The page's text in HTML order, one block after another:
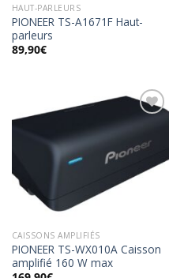
HAUT-PARLEURS
PIONEER TS-A1671F Haut-
parleurs
89,90€
Ajouter
wishlist
CAISSONS AMPLIFIÉS
PIONEER TS-WX010A Caisson
amplifié 160 W max